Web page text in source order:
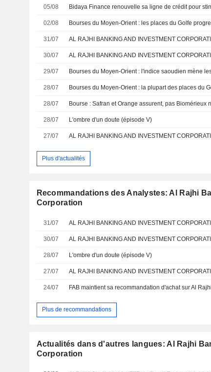
05/08 Bidaya Finance renouvelle sa ligne de crédit pour
02/08
31/07 AL RAJHI BANKING AND INVESTMENT
30/07
29/07
28/07
28/07 Bourse : Safran et Orange assurent, pas Biomérieux
28/07 L'ombre d'un doute (épisode V)
27/07
Plus d'actualités
Recommandations des Analystes: Al Rajhi
Corporation
31/07 AL RAJHI BANKING AND INVESTMENT
30/07
28/07 L'ombre d'un doute (épisode V)
27/07
24/07
Plus de recommandations
Actualités dans d'autres langues: Al Rajhi
Corporation